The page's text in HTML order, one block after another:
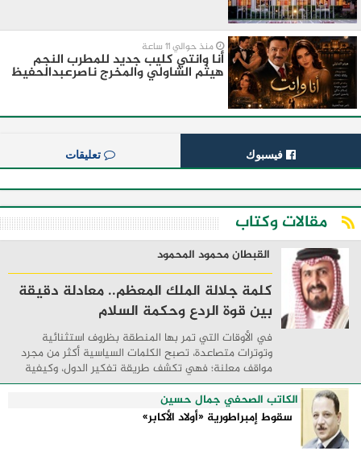
منذ حوالي 11 ساعة
أنا وانتي كليب جديد للمطرب النجم
هيثم الشاولي والمخرج ناصرعبدالحفيظ
فيسبوك تعليقات
مقالات وكتاب
القبطان محمود المحمود
كلمة جلالة الملك المعظم.. معادلة دقيقة
بين قوة الردع وحكمة السلام
في الأوقات التي تمر بها المنطقة بظروف استثنائية
وتوترات متصاعدة، تصبح الكلمات السياسية أكثر من مجرد
مواقف معلنة؛ فهي تكشف طريقة تفكير الدول، وكيفية
إدارتها للأزمات، والحدود التي تفصل بين القوة ...
الكاتب الصحفي جمال حسين
سقوط إمبراطورية «أولاد الأكابر»